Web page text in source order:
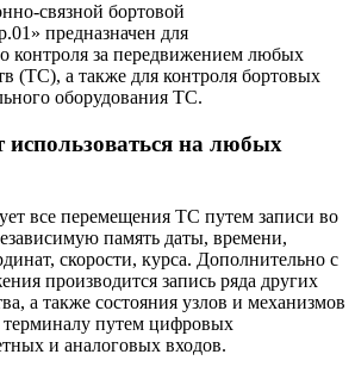
связной бортовой
предназначен для
контроля за передвижением любых
(ТС), а также для контроля бортовых
оборудования ТС.
на любых
все перемещения ТС путем записи во
память даты, времени,
скорости, курса. Дополнительно с
производится запись ряда других
а также состояния узлов и механизмов
путем цифровых
и аналоговых входов.